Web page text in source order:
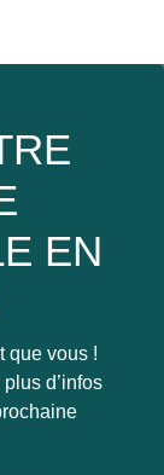
EN
que vous !
d’infos